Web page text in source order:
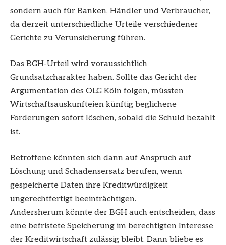
sondern auch für Banken, Händler und Verbraucher,
da derzeit unterschiedliche Urteile verschiedener
Gerichte zu Verunsicherung führen.
Das BGH-Urteil wird voraussichtlich
Grundsatzcharakter haben. Sollte das Gericht der
Argumentation des OLG Köln folgen, müssten
Wirtschaftsauskunfteien künftig beglichene
Forderungen sofort löschen, sobald die Schuld bezahlt
ist.
Betroffene könnten sich dann auf Anspruch auf
Löschung und Schadensersatz berufen, wenn
gespeicherte Daten ihre Kreditwürdigkeit
ungerechtfertigt beeinträchtigen.
Andersherum könnte der BGH auch entscheiden, dass
eine befristete Speicherung im berechtigten Interesse
der Kreditwirtschaft zulässig bleibt. Dann bliebe es